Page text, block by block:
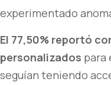
experimentado
El 77,50% reportó
personalizados para
seguían teniendo